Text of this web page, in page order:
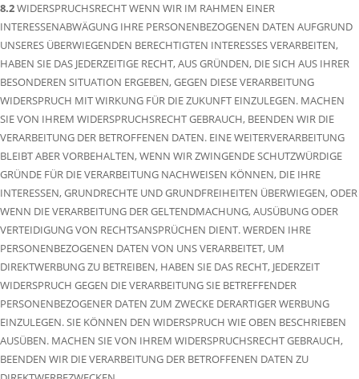
8.2WIDERSPRUCHSRECHT WENN WIR IM RAHMEN EINER
INTERESSENABWÄGUNG IHRE PERSONENBEZOGENEN DATEN AUFGRUND
UNSERES ÜBERWIEGENDEN BERECHTIGTEN INTERESSES VERARBEITEN,
HABEN SIE DAS JEDERZEITIGE RECHT, AUS GRÜNDEN, DIE SICH AUS IHRER
BESONDEREN SITUATION ERGEBEN, GEGEN DIESE VERARBEITUNG
WIDERSPRUCH MIT WIRKUNG FÜR DIE ZUKUNFT EINZULEGEN. MACHEN
SIE VON IHREM WIDERSPRUCHSRECHT GEBRAUCH, BEENDEN WIR DIE
VERARBEITUNG DER BETROFFENEN DATEN. EINE WEITERVERARBEITUNG
BLEIBT ABER VORBEHALTEN, WENN WIR ZWINGENDE SCHUTZWÜRDIGE
GRÜNDE FÜR DIE VERARBEITUNG NACHWEISEN KÖNNEN, DIE IHRE
INTERESSEN, GRUNDRECHTE UND GRUNDFREIHEITEN ÜBERWIEGEN, ODER
WENN DIE VERARBEITUNG DER GELTENDMACHUNG, AUSÜBUNG ODER
VERTEIDIGUNG VON RECHTSANSPRÜCHEN DIENT. WERDEN IHRE
PERSONENBEZOGENEN DATEN VON UNS VERARBEITET, UM
DIREKTWERBUNG ZU BETREIBEN, HABEN SIE DAS RECHT, JEDERZEIT
WIDERSPRUCH GEGEN DIE VERARBEITUNG SIE BETREFFENDER
PERSONENBEZOGENER DATEN ZUM ZWECKE DERARTIGER WERBUNG
EINZULEGEN. SIE KÖNNEN DEN WIDERSPRUCH WIE OBEN BESCHRIEBEN
AUSÜBEN. MACHEN SIE VON IHREM WIDERSPRUCHSRECHT GEBRAUCH,
BEENDEN WIR DIE VERARBEITUNG DER BETROFFENEN DATEN ZU